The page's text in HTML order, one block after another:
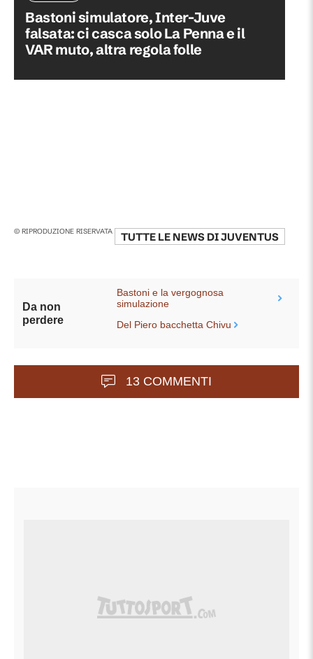
Bastoni simulatore, Inter-Juve
falsata: ci casca solo La Penna e il
VAR muto, altra regola folle
© RIPRODUZIONE RISERVATA TUTTE LE NEWS DIJUVENTUS
Da non
perdere
Bastoni e la vergognosa
simulazione
Del Piero bacchetta Chivu
13 COMMENTI